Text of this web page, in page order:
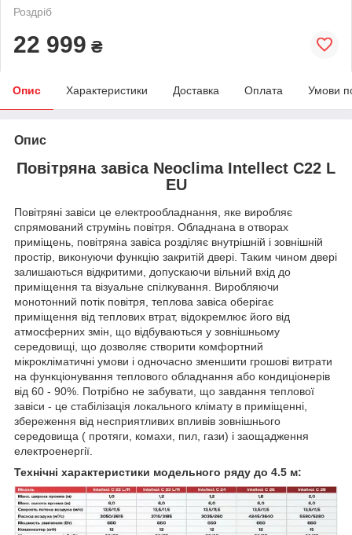
Роздріб
22 999 ₴
Опис Характеристики Доставка Оплата Умови
Опис
Повітряна завіса Neoclima Intellect C22 L
EU
Повітряні завіси це електрообладнання, яке виробляє
спрямований струмінь повітря. Обладнана в отворах
приміщень, повітряна завіса розділяє внутрішній і зовнішній
простір, виконуючи функцію закритій двері. Таким чином двері
залишаються відкритими, допускаючи вільний вхід до
приміщення та візуальне спілкування. Виробляючи
монотонний потік повітря, теплова завіса оберігає
приміщення від теплових втрат, відокремлює його від
атмосферних змін, що відбуваються у зовнішньому
середовищі, що дозволяє створити комфортний
мікрокліматичні умови і одночасно зменшити грошові витрати
на функціонування теплового обладнання або кондиціонерів
від 60 - 90%. Потрібно не забувати, що завдання теплової
завіси - це стабілізація локального клімату в приміщенні,
збереження від несприятливих впливів зовнішнього
середовища ( протяги, комахи, пил, гази) і заощадження
електроенергії.
Технічні характеристики модельного ряду до 4.5 м: